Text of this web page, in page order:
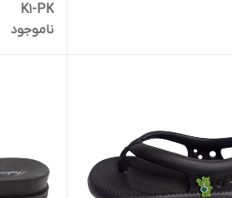
K1-PK
ناموجود